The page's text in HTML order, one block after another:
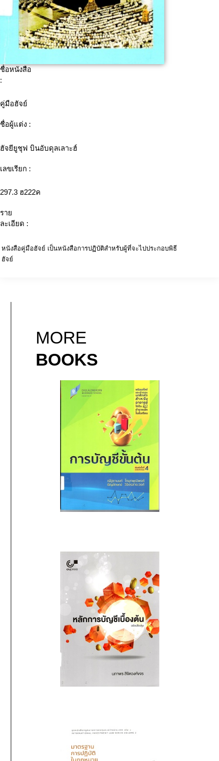
ชื่อหนังสือ
:
คู่มือฮัจย์
ชื่อผู้แต่ง :
ฮัจยียูชุฟ บินอับดุลเลาะฮ์
เลขเรียก :
297.3 ฮ222ค
ราย
ละเอียด :
หนังสือคู่มือฮัจย์ เป็นหนังสือการปฏิบัติสำหรับผู้ที่จะไปประกอบพิธี
ฮัจย์
MORE
BOOKS